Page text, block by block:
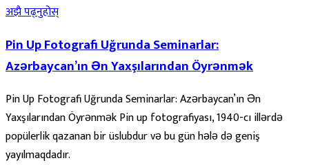
अझै पढ्नुहोस्
Pin Up Fotografi Uğrunda Seminarlar:
Azərbaycan’ın Ən Yaxşılarından Öyrənmək
Pin Up Fotografi Uğrunda Seminarlar: Azərbaycan’ın Ən
Yaxşılarından Öyrənmək Pin up fotografiyası, 1940-cı illərdə
popülerlik qazanan bir üslubdur və bu gün hələ də geniş
yayılmaqdadır.